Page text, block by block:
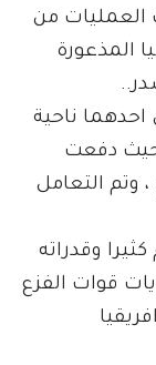
العمليات من
المذعورة
احدهما ناحية
حيث دفعت
وتم التعامل
وقدراته
قوات الفزع